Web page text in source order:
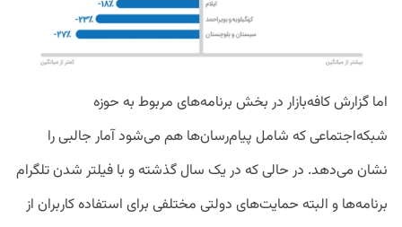
اما گزارش‌ کافه‌بازار در بخش برنامه‌های مربوط به حوزه
شبکه‌اجتماعی که شامل پیام‌رسان‌ها هم می‌شود آمار جالبی را
نشان می‌دهد. در حالی که در یک سال گذشته و با فیلتر شدن تلگرام
برنامه‌ها و البته حمایت‌های دولتی مختلفی برای استفاده کاربران از